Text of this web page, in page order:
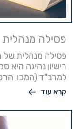
פסילה מנהלית
פסילה מנהלית של
רישיון נהיגה היא
למרב"ד (המכון
קרא עוד